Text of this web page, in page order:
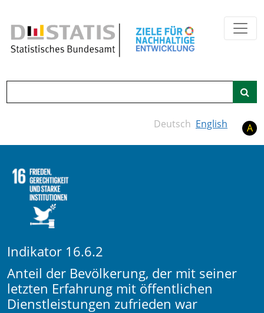
Deutsch English A
Indikator 16.6.2
Anteil der Bevölkerung, der mit seiner
letzten Erfahrung mit öffentlichen
Dienstleistungen zufrieden war